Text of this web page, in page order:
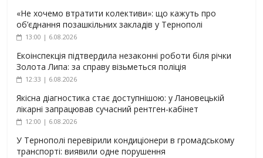
«Не хочемо втратити колективи»: що кажуть про
об’єднання позашкільних закладів у Тернополі
13:00 | 6.08.2026
Екоінспекція підтвердила незаконні роботи біля річки
Золота Липа: за справу візьметься поліція
12:33 | 6.08.2026
Якісна діагностика стає доступнішою: у Лановецькій
лікарні запрацював сучасний рентген-кабінет
12:00 | 6.08.2026
У Тернополі перевірили кондиціонери в громадському
транспорті: виявили одне порушення